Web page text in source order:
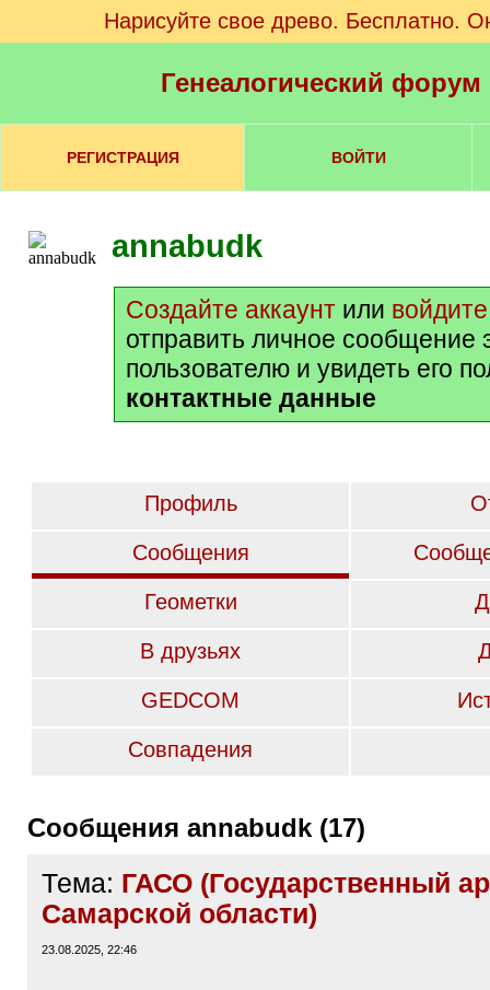
Нарисуйте свое древо. Бесплатно.
Генеалогический
РЕГИСТРАЦИЯ ВОЙТИ
annabudk
Создайте аккаунт или войдите
отправить личное сообщение
пользователю и увидеть его
контактные данные
Профиль
Сообщения
Геометки
В друзьях
GEDCOM
Совпадения
Сообщения annabudk (17)
Тема: ГАСО (Государственный
Самарской области)
23.08.2025, 22:46